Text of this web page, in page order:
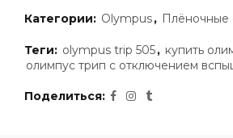
Категории: Olympus, Плёночные
Теги: olympus trip 505, купить
олимпус трип с отключением
Поделиться